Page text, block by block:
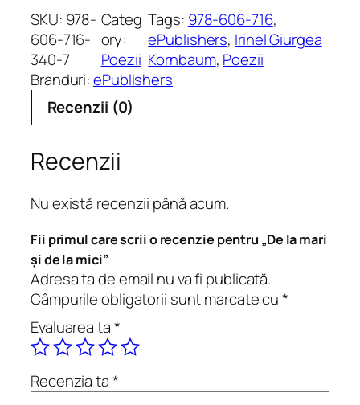
n
t
i
t
a
D
e
l
a
m
a
r
i
i
d
e
l
SKU: 978-
606-716-
340-7
Categ
ory:
Poezii
Tags: 978-606-716
ePublishers, Irinel Giurgea
Kornbaum, Poezii
Branduri:ePublishers
Recenzii (0)
Recenzii
Nu există recenzii până acum.
Fii primul care scrii o recenzie pentru „De la mari
și de la mici”
Adresa ta de email nu va fi publicată.
Câmpurile obligatorii sunt marcate cu*
Evaluarea ta*
Recenzia ta*